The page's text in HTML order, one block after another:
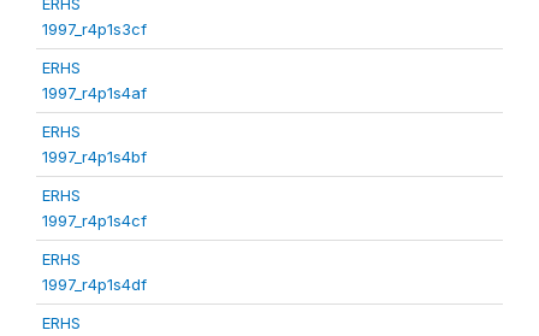
1997_r4p1s3cf
ERHS
1997_r4p1s4af
ERHS
1997_r4p1s4bf
ERHS
1997_r4p1s4cf
ERHS
1997_r4p1s4df
ERHS